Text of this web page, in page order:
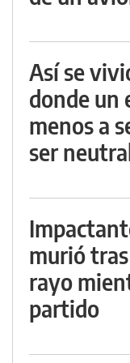
Así se
donde un
menos a
ser
murió
rayo
partido